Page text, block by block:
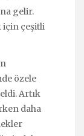
gelir.
için çeşitli
özele
Artık
daha